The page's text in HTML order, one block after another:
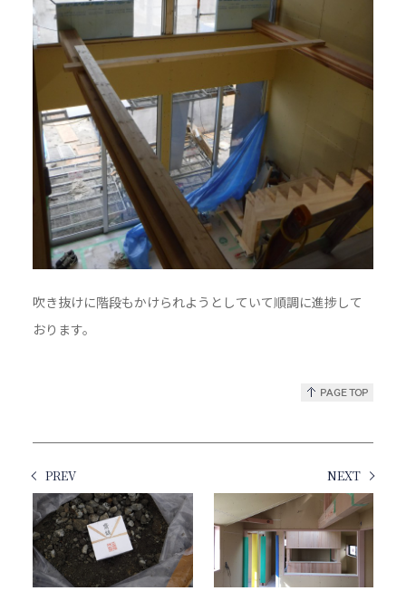
吹き抜けに階段もかけられようとしていて順調に進捗して
おります。
PREV NEXT